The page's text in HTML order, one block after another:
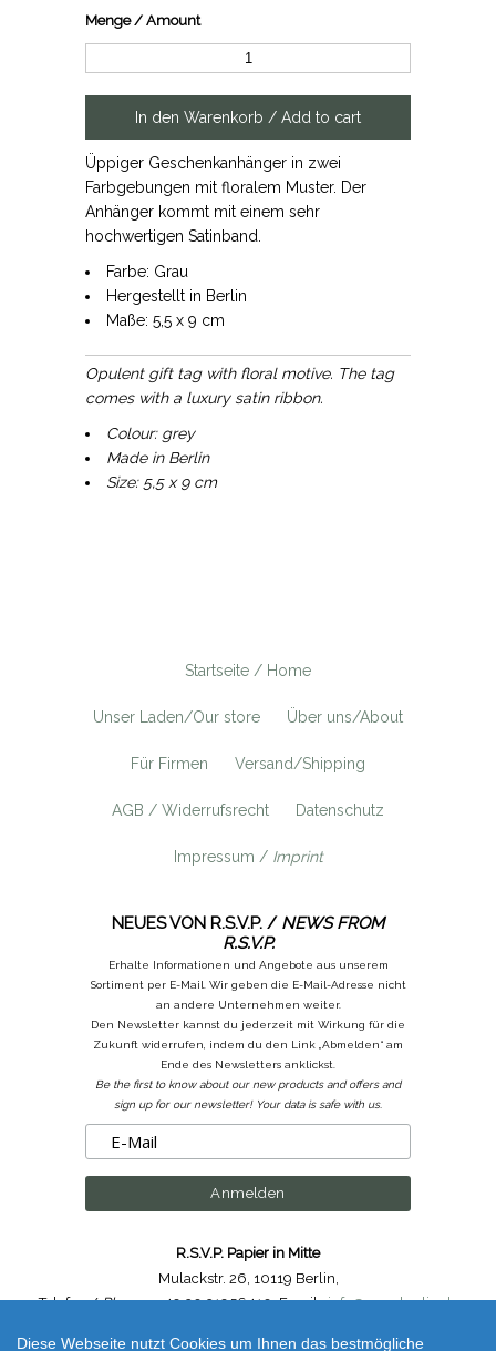
Menge / Amount
Üppiger Geschenkanhänger in zwei
Farbgebungen mit floralem Muster. Der
Anhänger kommt mit einem sehr
hochwertigen Satinband.
Farbe: Grau
Hergestellt in Berlin
Maße: 5,5 x 9 cm
Opulent gift tag with floral motive. The tag
comes with a luxury satin ribbon.
Colour: grey
Made in Berlin
Size: 5,5 x 9 cm
Startseite / Home
Unser Laden/Our store Über uns/About
Für Firmen Versand/Shipping
AGB / Widerrufsrecht Datenschutz
Impressum / Imprint
NEUES VON R.S.V.P. / NEWS FROM
R.S.V.P.
Erhalte Informationen und Angebote aus unserem
Sortiment per E-Mail. Wir geben die E-Mail-Adresse nicht
an andere Unternehmen weiter.
Den Newsletter kannst du jederzeit mit Wirkung für die
Zukunft widerrufen, indem du den Link „Abmelden“ am
Ende des Newsletters anklickst.
Be the first to know about our new products and offers and
sign up for our newsletter! Your data is safe with us.
R.S.V.P. Papier in Mitte
Mulackstr. 26 10119 Berlin
Telefon /Phone: ++49.30.31956410,Email :info@rsvp-berlin.de
Diese Webseite nutzt Cookies um Ihnen das bestmögliche